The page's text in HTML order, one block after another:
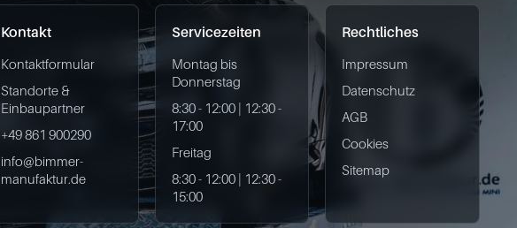
Kontakt
Kontaktformular
Standorte &
Einbaupartner
+49 861 900290
info@bimmer-
manufaktur.de
Servicezeiten
Montag bis
Donnerstag
8:30 - 12:00 | 12:30 -
17:00
Freitag
8:30 - 12:00 | 12:30 -
15:00
Rechtliches
Impressum
Datenschutz
AGB
Cookies
Sitemap